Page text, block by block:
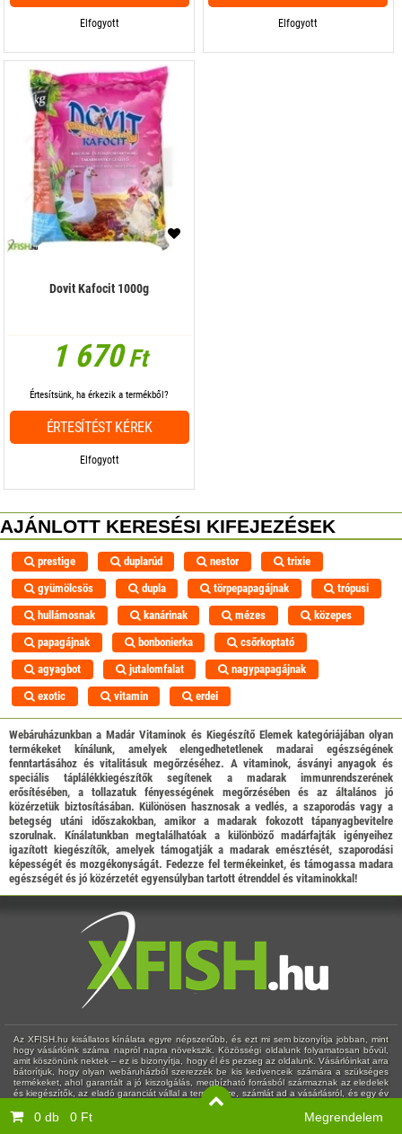
Elfogyott Elfogyott
Dovit Kafocit 1000g
1 670Ft
Elfogyott
Értesítsünk, ha érkezik a termékből?
ÉRTESÍTÉST KÉREK
AJÁNLOTT KERESÉSI KIFEJEZÉSEK
prestige duplarúd nestor
trixie
gyümölcsös
dupla törpepapagájnak
trópusi
hullámosnak
kanárinak mézes
közepes
papagájnak
bonbonierka
csőrkoptató
agyagbot
jutalomfalat
nagypapagájnak
exotic
vitamin erdei
Webáruházunkban a Madár Vitaminok és Kiegészítő Elemek kategóriájában olyan
termékeket kínálunk, amelyek elengedhetetlenek madarai egészségének
fenntartásához és vitalitásuk megőrzéséhez. A vitaminok, ásványi anyagok és
speciális táplálékkiegészítők segítenek a madarak immunrendszerének
erősítésében, a tollazatuk fényességének megőrzésében és az általános jó
közérzetük biztosításában. Különösen hasznosak a vedlés, a szaporodás vagy a
betegség utáni időszakokban, amikor a madarak fokozott tápanyagbevitelre
szorulnak. Kínálatunkban megtalálhatóak a különböző madárfajták igényeihez
igazított kiegészítők, amelyek támogatják a madarak emésztését, szaporodási
képességét és mozgékonyságát. Fedezze fel termékeinket, és támogassa madara
egészségét és jó közérzetét egyensúlyban tartott étrenddel és vitaminokkal!
Az XFISH.hu kisállatos kínálata egyre népszerűbb, és ezt mi sem bizonyítja jobban, mint
hogy vásárlóink száma napról napra növekszik. Közösségi oldalunk folyamatosan bővül,
amit köszönünk nektek – ez is bizonyítja, hogy él és pezseg az oldalunk. Vásárlóinkat arra
bátorítjuk, hogy olyan webáruházból szerezzék be kis kedvenceik számára a szükséges
termékeket, ahol garantált a jó kiszolgálás, megbízható forrásból származnak az eledelek
és kiegészítők, az eladó garanciát vállal a termékekre, számlát ad a vásárlásról, és egy év
múlva is elérhető az ügyfélszolgálat. Számunkra természetes, hogy ha egy vásárlónk
nincs megelégedve a tőlünk rendelt termékkel – akár személyesen vette át, akár futárral
szállítottuk ki neki –, akkor kicseréljük vagy visszatérítjük az árát. Sok webáruház próbál
0 db 0 Ft Megrendelem